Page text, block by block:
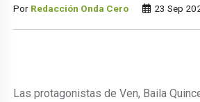
Por Redacción Onda Cero 23 Sep
Las protagonistas de Ven, Baila